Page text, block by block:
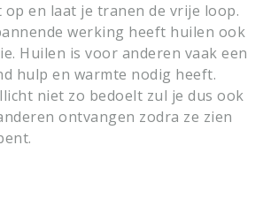
en laat je tranen de vrije loop.
werking heeft huilen ook
Huilen is voor anderen vaak een
hulp en warmte nodig heeft.
niet zo bedoelt zul je dus ook
ontvangen zodra ze zien